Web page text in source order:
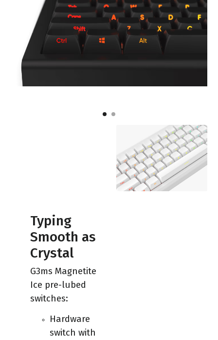
Typing
Smooth as
Crystal
G3ms Magnetite
Ice pre-lubed
switches:
Hardware
switch with